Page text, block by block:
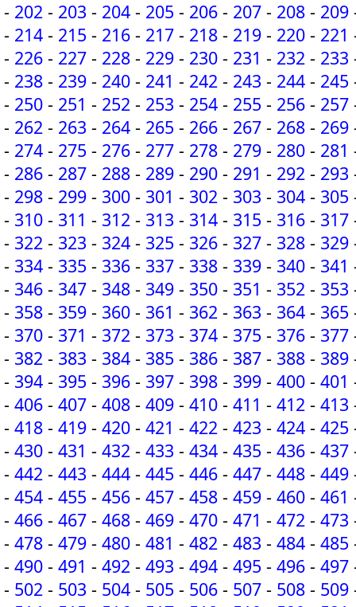
- 202 - 203 - 204 - 205 - 206 - 207 - 208 - 209
- 214 - 215 - 216 - 217 - 218 - 219 - 220 - 221
- 226 - 227 - 228 - 229 - 230 - 231 - 232 - 233
- 238 - 239 - 240 - 241 - 242 - 243 - 244 - 245
- 250 - 251 - 252 - 253 - 254 - 255 - 256 - 257
- 262 - 263 - 264 - 265 - 266 - 267 - 268 - 269
- 274 - 275 - 276 - 277 - 278 - 279 - 280 - 281
- 286 - 287 - 288 - 289 - 290 - 291 - 292 - 293
- 298 - 299 - 300 - 301 - 302 - 303 - 304 - 305
- 310 - 311 - 312 - 313 - 314 - 315 - 316 - 317
- 322 - 323 - 324 - 325 - 326 - 327 - 328 - 329
- 334 - 335 - 336 - 337 - 338 - 339 - 340 - 341
- 346 - 347 - 348 - 349 - 350 - 351 - 352 - 353
- 358 - 359 - 360 - 361 - 362 - 363 - 364 - 365
- 370 - 371 - 372 - 373 - 374 - 375 - 376 - 377
- 382 - 383 - 384 - 385 - 386 - 387 - 388 - 389
- 394 - 395 - 396 - 397 - 398 - 399 - 400 - 401
- 406 - 407 - 408 - 409 - 410 - 411 - 412 - 413
- 418 - 419 - 420 - 421 - 422 - 423 - 424 - 425
- 430 - 431 - 432 - 433 - 434 - 435 - 436 - 437
- 442 - 443 - 444 - 445 - 446 - 447 - 448 - 449
- 454 - 455 - 456 - 457 - 458 - 459 - 460 - 461
- 466 - 467 - 468 - 469 - 470 - 471 - 472 - 473
- 478 - 479 - 480 - 481 - 482 - 483 - 484 - 485
- 490 - 491 - 492 - 493 - 494 - 495 - 496 - 497
- 502 - 503 - 504 - 505 - 506 - 507 - 508 - 509